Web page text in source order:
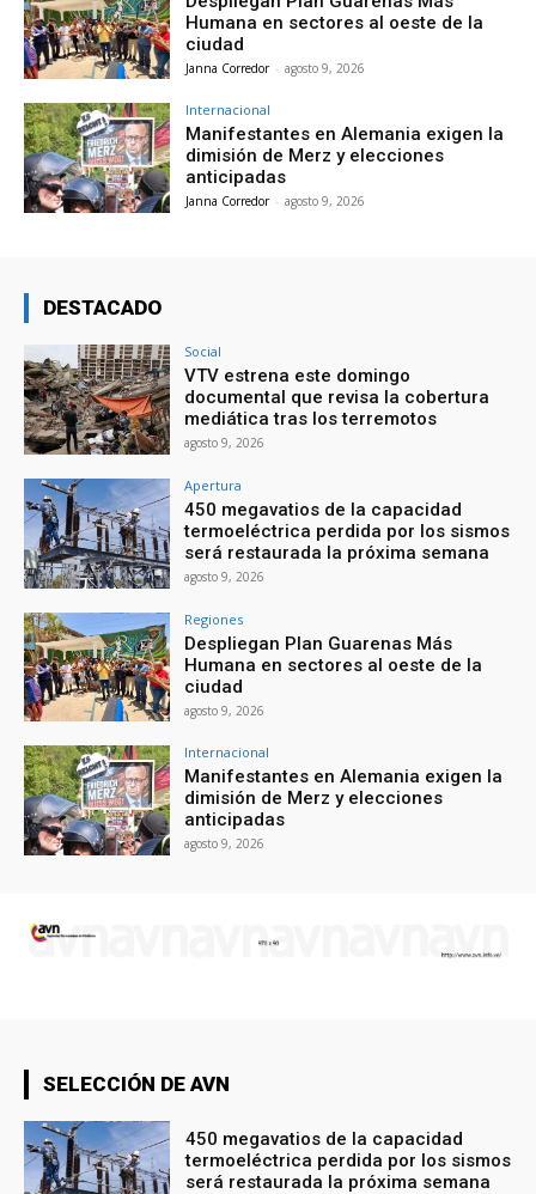
Humana en sectores al oeste de la
ciudad
Janna Corredor - agosto 9, 2026
Internacional
Manifestantes en Alemania exigen la
dimisión de Merz y elecciones
anticipadas
Janna Corredor - agosto 9, 2026
DESTACADO
Social
VTV estrena este domingo
documental que revisa la cobertura
mediática tras los terremotos
agosto 9, 2026
Apertura
450 megavatios de la capacidad
termoeléctrica perdida por los sismos
será restaurada la próxima semana
agosto 9, 2026
Regiones
Despliegan Plan Guarenas Más
Humana en sectores al oeste de la
ciudad
agosto 9, 2026
Internacional
Manifestantes en Alemania exigen la
dimisión de Merz y elecciones
anticipadas
agosto 9, 2026
SELECCIÓN DE AVN
450 megavatios de la capacidad
termoeléctrica perdida por los sismos
será restaurada la próxima semana